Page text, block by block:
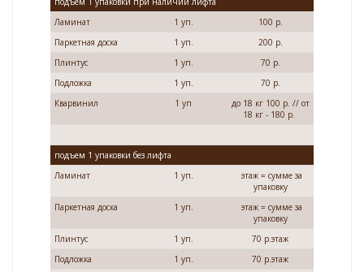
Ламинат
1 уп.
100 р.
Паркетная доска
1 уп.
200 р.
Плинтус
1 уп.
70 р.
Подложка
1 уп.
70 р.
Кварвинил
1 уп
до 18 кг 100 р. // от
18 кг - 180 р.
подъем 1 упаковки без лифта
Ламинат
1 уп.
этаж = сумме за
упаковку
Паркетная доска
1 уп.
этаж = сумме за
упаковку
Плинтус
1 уп.
70 р.этаж
Подложка
1 уп.
70 р.этаж